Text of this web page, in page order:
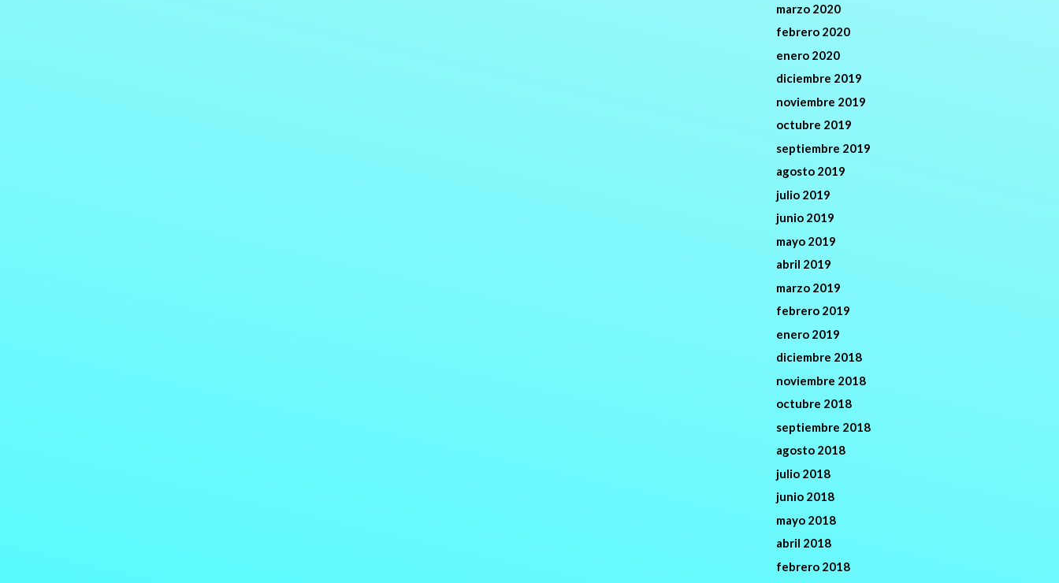
marzo 2020
febrero 2020
enero 2020
diciembre 2019
noviembre 2019
octubre 2019
septiembre 2019
agosto 2019
julio 2019
junio 2019
mayo 2019
abril 2019
marzo 2019
febrero 2019
enero 2019
diciembre 2018
noviembre 2018
octubre 2018
septiembre 2018
agosto 2018
julio 2018
junio 2018
mayo 2018
abril 2018
febrero 2018